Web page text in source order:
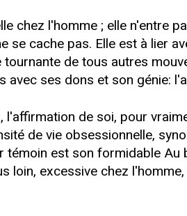
chez l'homme ; elle n'entre
cache pas. Elle est à lier
de tous autres
ses dons et son génie:
de soi, pour
de vie obsessionnelle,
est son formidable
loin, excessive chez